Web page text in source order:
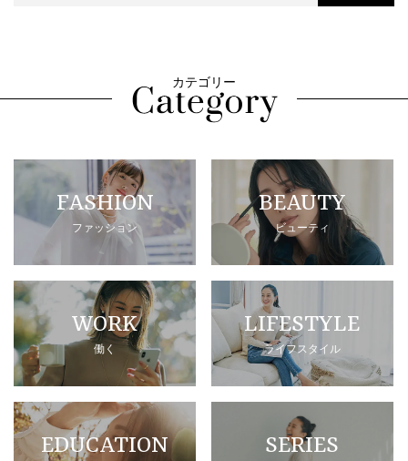
カテゴリー
FASHION
ファッション
BEAUTY
ビューティ
WORK
働く
LIFESTYLE
ライフスタイル
EDUCATION SERIES